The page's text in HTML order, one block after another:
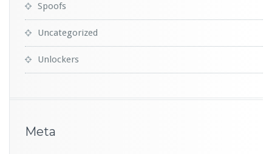
Spoofs
Uncategorized
Unlockers
Meta